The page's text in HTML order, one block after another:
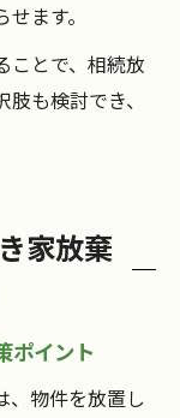
ます。
ことで、相続放
も検討でき、
家放棄
ポイント
、物件を放置し